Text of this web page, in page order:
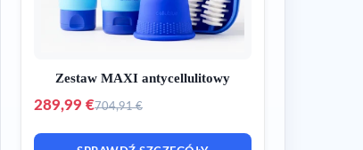
Zestaw MAXI antycellulitowy
289,99 €704,91 €